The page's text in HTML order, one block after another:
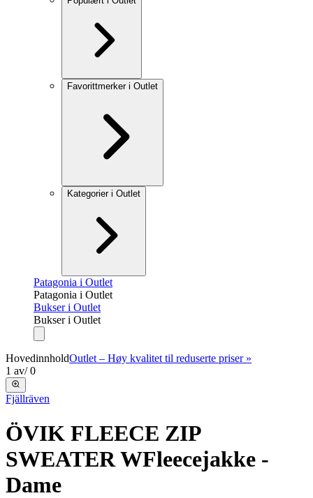
Favorittmerker i Outlet
Kategorier i Outlet
Patagonia i Outlet
Patagonia i Outlet
Bukser i Outlet
Bukser i Outlet
HovedinnholdOutlet – Høy kvalitet til reduserte priser »
1 av/ 0
Fjällräven
ÖVIK FLEECE ZIP
SWEATER WFleecejakke -
Dame